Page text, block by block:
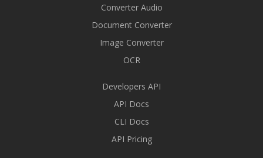
Converter Audio
Document Converter
Image Converter
OCR
Developers API
API Docs
CLI Docs
API Pricing